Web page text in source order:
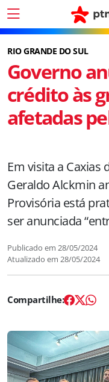
RIO GRANDE DO SUL
Governo
crédito às
afetadas
Em visita a Caxias
Geraldo Alckmin
Provisória está
ser anunciada
Publicado em 28/05/2024
Atualizado em 28/05/2024